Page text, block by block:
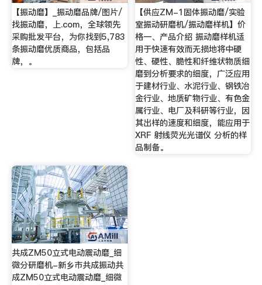
【振动磨】_振动磨品牌/图片/
找振动磨，上.com，全球领先
采购批发平台，为你找到5,783
条振动磨优质商品，包括品
牌，。
【供应ZM-1固体振动磨/实验
室振动研磨机/振动磨样机】价
格一、产品介绍 振动磨样机适
用于快速有效而无损地将中硬
性、硬性、脆性和纤维状物质细
磨到分析要求的细度，广泛应用
于建材行业、水泥行业、钢铁冶
金行业、地质矿物行业、有色金
属行业、电厂及科研等行业，因
其出样的速度和细度，能应用于
XRF 射线荧光光谱仪 分析的样
品制备。
共成ZM50立式电动震动磨_细
微分研磨机-新乡市共成振动共
成ZM50立式电动震动磨_细微